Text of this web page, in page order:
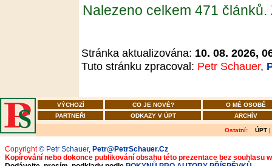
Nalezeno celkem 471
Stránka aktualizována: 10. 08. 2026,
Tuto stránku zpracoval: Petr Schauer,
VÝCHOZÍ CO JE NOVÉ?
O MÉ OSOBĚ
PARTNEŘI
ODKAZY V ÚPT ARCHÍV
Ostatní: ÚPT |
Copyright© Petr Schauer, Petr@PetrSchauer.Cz
Kopírování nebo dokonce publikování obsahu této prezentace bez souhlasu